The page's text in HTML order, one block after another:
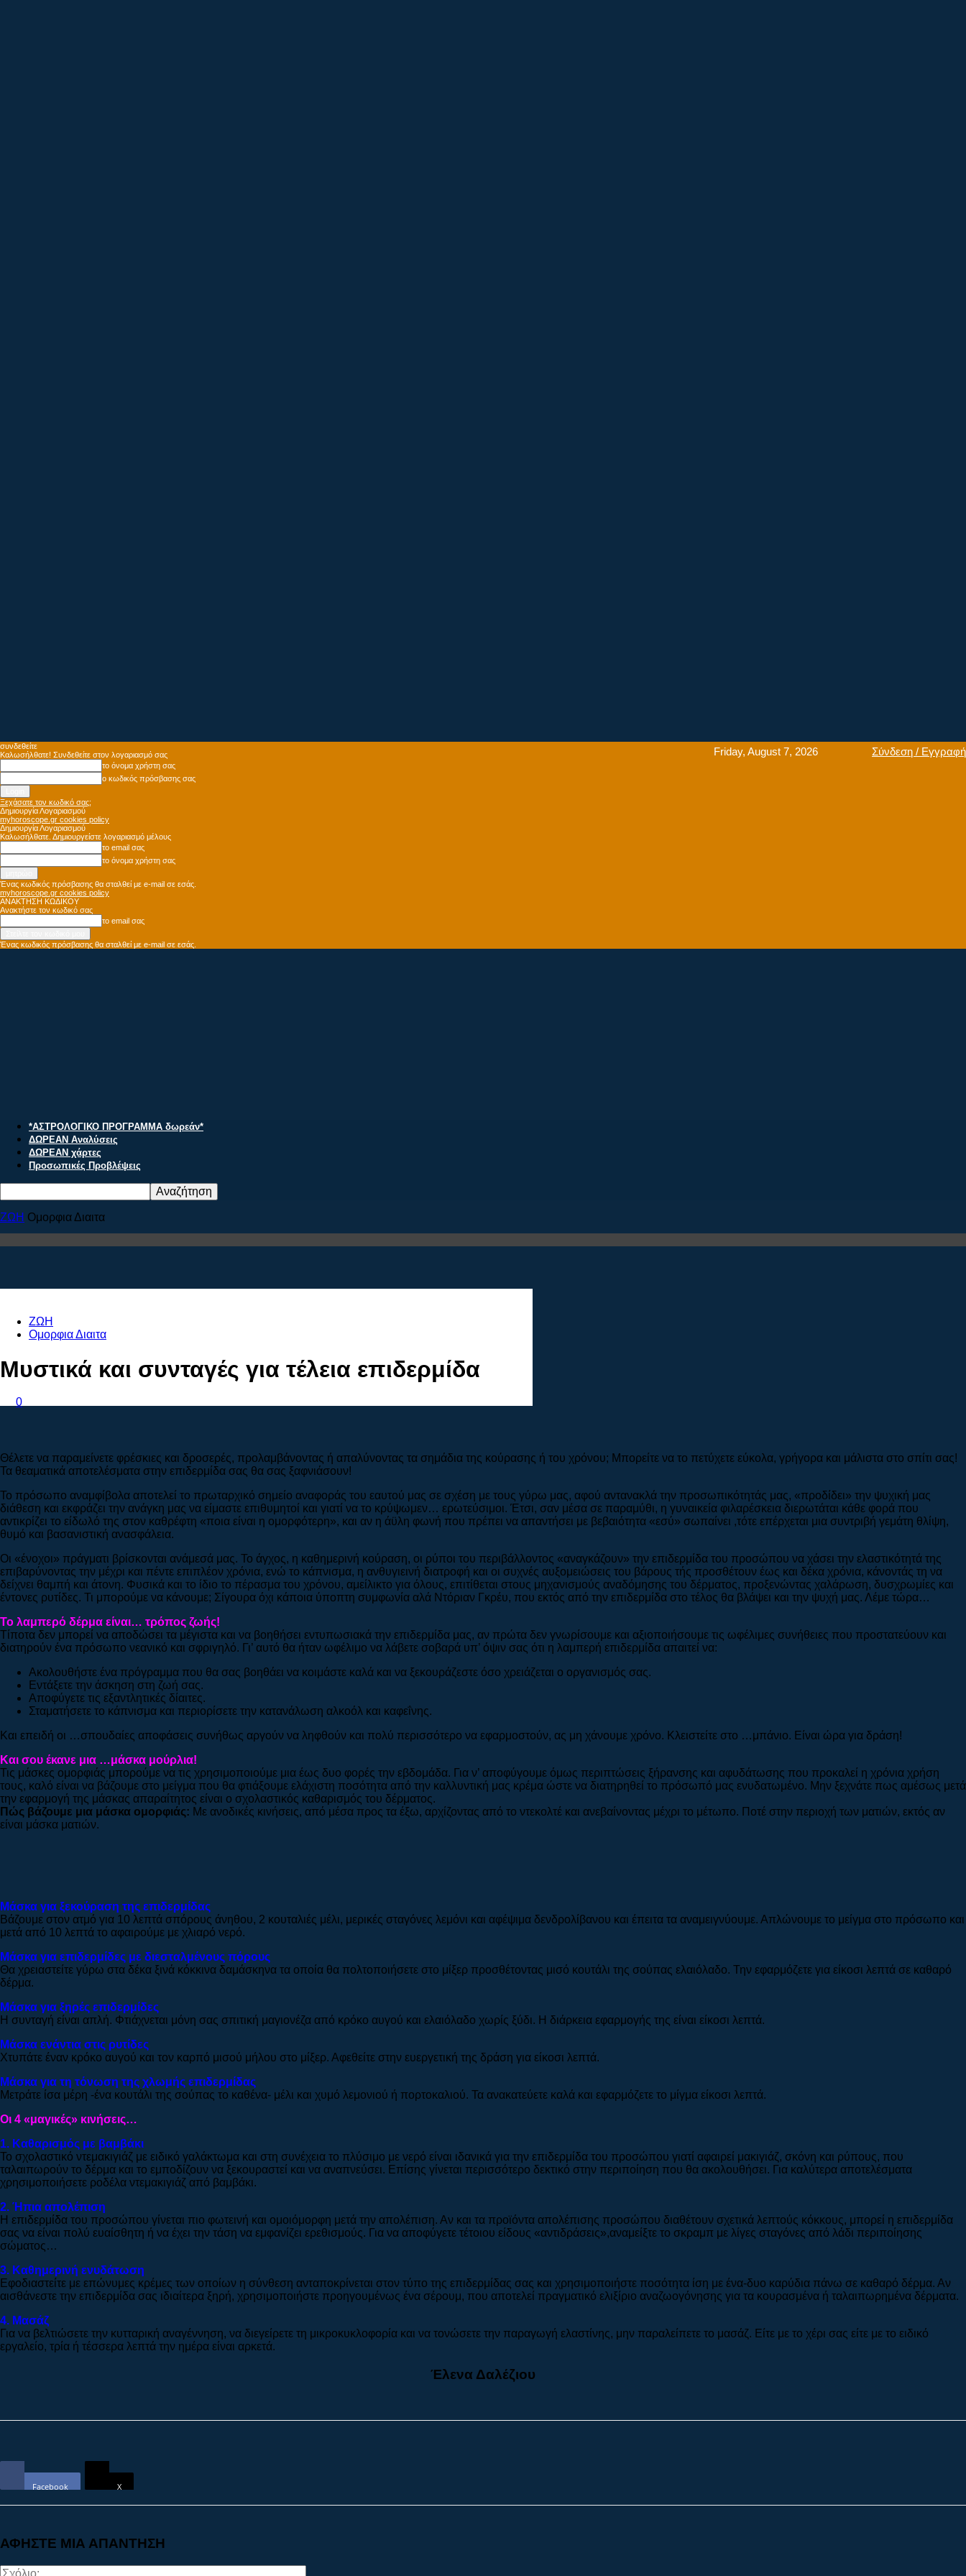
Friday, August 7, 2026 Σύνδεση / Εγγραφή
συνδεθείτε
Καλωσήλθατε! Συνδεθείτε στον λογαριασμό σας
το όνομα χρήστη σας
ο κωδικός πρόσβασης σας
Ξεχάσατε τον κωδικό σας;
Δημιουργία Λογαριασμού
myhoroscope.gr cookies policy
Δημιουργία Λογαριασμού
Καλωσήλθατε. Δημιουργείστε λογαριασμό μέλους
το email σας
το όνομα χρήστη σας
Ένας κωδικός πρόσβασης θα σταλθεί με e-mail σε εσάς.
myhoroscope.gr cookies policy
ΑΝΑΚΤΗΣΗ ΚΩΔΙΚΟΥ
Ανακτήστε τον κωδικό σας
το email σας
Ένας κωδικός πρόσβασης θα σταλθεί με e-mail σε εσάς.
*ΑΣΤΡΟΛΟΓΙΚΟ ΠΡΟΓΡΑΜΜΑ δωρεάν*
ΔΩΡΕΑΝ Αναλύσεις
ΔΩΡΕΑΝ χάρτες
Προσωπικές Προβλέψεις
ΖΩΗ Ομορφια Διαιτα
ΖΩΗ
Ομορφια Διαιτα
Μυστικά και συνταγές για τέλεια επιδερμίδα
0
Θέλετε να παραμείνετε φρέσκιες και δροσερές, προλαμβάνοντας ή απαλύνοντας τα σημάδια της κούρασης ή του χρόνου; Μπορείτε να το πετύχετε εύκολα, γρήγορα και μάλιστα στο σπίτι σας!
Τα θεαματικά αποτελέσματα στην επιδερμίδα σας θα σας ξαφνιάσουν!
Το πρόσωπο αναμφίβολα αποτελεί το πρωταρχικό σημείο αναφοράς του εαυτού μας σε σχέση με τους γύρω μας, αφού αντανακλά την προσωπικότητάς μας, «προδίδει» την ψυχική μας
διάθεση και εκφράζει την ανάγκη μας να είμαστε επιθυμητοί και γιατί να το κρύψωμεν… ερωτεύσιμοι. Έτσι, σαν μέσα σε παραμύθι, η γυναικεία φιλαρέσκεια διερωτάται κάθε φορά που
αντικρίζει το είδωλό της στον καθρέφτη «ποια είναι η ομορφότερη», και αν η άϋλη φωνή που πρέπει να απαντήσει με βεβαιότητα «εσύ» σωπαίνει ,τότε επέρχεται μια συντριβή γεμάτη θλίψη,
θυμό και βασανιστική ανασφάλεια.
Οι «ένοχοι» πράγματι βρίσκονται ανάμεσά μας. Το άγχος, η καθημερινή κούραση, οι ρύποι του περιβάλλοντος «αναγκάζουν» την επιδερμίδα του προσώπου να χάσει την ελαστικότητά της
επιβαρύνοντας την μέχρι και πέντε επιπλέον χρόνια, ενώ το κάπνισμα, η ανθυγιεινή διατροφή και οι συχνές αυξομειώσεις του βάρους τής προσθέτουν έως και δέκα χρόνια, κάνοντάς τη να
δείχνει θαμπή και άτονη. Φυσικά και το ίδιο το πέρασμα του χρόνου, αμείλικτο για όλους, επιτίθεται στους μηχανισμούς αναδόμησης του δέρματος, προξενώντας χαλάρωση, δυσχρωμίες και
έντονες ρυτίδες. Τι μπορούμε να κάνουμε; Σίγουρα όχι κάποια ύποπτη συμφωνία αλά Ντόριαν Γκρέυ, που εκτός από την επιδερμίδα στο τέλος θα βλάψει και την ψυχή μας. Λέμε τώρα…
Το λαμπερό δέρμα είναι… τρόπος ζωής!
Τίποτα δεν μπορεί να αποδώσει τα μέγιστα και να βοηθήσει εντυπωσιακά την επιδερμίδα μας, αν πρώτα δεν γνωρίσουμε και αξιοποιήσουμε τις ωφέλιμες συνήθειες που προστατεύουν και
διατηρούν ένα πρόσωπο νεανικό και σφριγηλό. Γι’ αυτό θα ήταν ωφέλιμο να λάβετε σοβαρά υπ’ όψιν σας ότι η λαμπερή επιδερμίδα απαιτεί να:
Ακολουθήστε ένα πρόγραμμα που θα σας βοηθάει να κοιμάστε καλά και να ξεκουράζεστε όσο χρειάζεται ο οργανισμός σας.
Εντάξετε την άσκηση στη ζωή σας.
Αποφύγετε τις εξαντλητικές δίαιτες.
Σταματήσετε το κάπνισμα και περιορίσετε την κατανάλωση αλκοόλ και καφεΐνης.
Και επειδή οι …σπουδαίες αποφάσεις συνήθως αργούν να ληφθούν και πολύ περισσότερο να εφαρμοστούν, ας μη χάνουμε χρόνο. Κλειστείτε στο …μπάνιο. Είναι ώρα για δράση!
Και σου έκανε μια …μάσκα μούρλια!
Τις μάσκες ομορφιάς μπορούμε να τις χρησιμοποιούμε μια έως δυο φορές την εβδομάδα. Για ν’ αποφύγουμε όμως περιπτώσεις ξήρανσης και αφυδάτωσης που προκαλεί η χρόνια χρήση
τους, καλό είναι να βάζουμε στο μείγμα που θα φτιάξουμε ελάχιστη ποσότητα από την καλλυντική μας κρέμα ώστε να διατηρηθεί το πρόσωπό μας ενυδατωμένο. Μην ξεχνάτε πως αμέσως μετά
την εφαρμογή της μάσκας απαραίτητος είναι ο σχολαστικός καθαρισμός του δέρματος.
Πώς βάζουμε μια μάσκα ομορφιάς: Με ανοδικές κινήσεις, από μέσα προς τα έξω, αρχίζοντας από το ντεκολτέ και ανεβαίνοντας μέχρι το μέτωπο. Ποτέ στην περιοχή των ματιών, εκτός αν
είναι μάσκα ματιών.
Μάσκα για ξεκούραση της επιδερμίδας
Βάζουμε στον ατμό για 10 λεπτά σπόρους άνηθου, 2 κουταλιές μέλι, μερικές σταγόνες λεμόνι και αφέψιμα δενδρολίβανου και έπειτα τα αναμειγνύουμε. Απλώνουμε το μείγμα στο πρόσωπο και
μετά από 10 λεπτά το αφαιρούμε με χλιαρό νερό.
Μάσκα για επιδερμίδες με διεσταλμένους πόρους
Θα χρειαστείτε γύρω στα δέκα ξινά κόκκινα δαμάσκηνα τα οποία θα πολτοποιήσετε στο μίξερ προσθέτοντας μισό κουτάλι της σούπας ελαιόλαδο. Την εφαρμόζετε για είκοσι λεπτά σε καθαρό
δέρμα.
Μάσκα για ξηρές επιδερμίδες
Η συνταγή είναι απλή. Φτιάχνεται μόνη σας σπιτική μαγιονέζα από κρόκο αυγού και ελαιόλαδο χωρίς ξύδι. Η διάρκεια εφαρμογής της είναι είκοσι λεπτά.
Μάσκα ενάντια στις ρυτίδες
Χτυπάτε έναν κρόκο αυγού και τον καρπό μισού μήλου στο μίξερ. Αφεθείτε στην ευεργετική της δράση για είκοσι λεπτά.
Μάσκα για τη τόνωση της χλωμής επιδερμίδας
Μετράτε ίσα μέρη -ένα κουτάλι της σούπας το καθένα- μέλι και χυμό λεμονιού ή πορτοκαλιού. Τα ανακατεύετε καλά και εφαρμόζετε το μίγμα είκοσι λεπτά.
Οι 4 «μαγικές» κινήσεις…
1. Καθαρισμός με βαμβάκι
Το σχολαστικό ντεμακιγιάζ με ειδικό γαλάκτωμα και στη συνέχεια το πλύσιμο με νερό είναι ιδανικά για την επιδερμίδα του προσώπου γιατί αφαιρεί μακιγιάζ, σκόνη και ρύπους, που
ταλαιπωρούν το δέρμα και το εμποδίζουν να ξεκουραστεί και να αναπνεύσει. Επίσης γίνεται περισσότερο δεκτικό στην περιποίηση που θα ακολουθήσει. Για καλύτερα αποτελέσματα
χρησιμοποιήσετε ροδέλα ντεμακιγιάζ από βαμβάκι.
2. Ήπια απολέπιση
Η επιδερμίδα του προσώπου γίνεται πιο φωτεινή και ομοιόμορφη μετά την απολέπιση. Αν και τα προϊόντα απολέπισης προσώπου διαθέτουν σχετικά λεπτούς κόκκους, μπορεί η επιδερμίδα
σας να είναι πολύ ευαίσθητη ή να έχει την τάση να εμφανίζει ερεθισμούς. Για να αποφύγετε τέτοιου είδους «αντιδράσεις»,αναμείξτε το σκραμπ με λίγες σταγόνες από λάδι περιποίησης
σώματος…
3. Καθημερινή ενυδάτωση
Εφοδιαστείτε με επώνυμες κρέμες των οποίων η σύνθεση ανταποκρίνεται στον τύπο της επιδερμίδας σας και χρησιμοποιήστε ποσότητα ίση με ένα-δυο καρύδια πάνω σε καθαρό δέρμα. Αν
αισθάνεστε την επιδερμίδα σας ιδιαίτερα ξηρή, χρησιμοποιήστε προηγουμένως ένα σέρουμ, που αποτελεί πραγματικό ελιξίριο αναζωογόνησης για τα κουρασμένα ή ταλαιπωρημένα δέρματα.
4. Μασάζ
Για να βελτιώσετε την κυτταρική αναγέννηση, να διεγείρετε τη μικροκυκλοφορία και να τονώσετε την παραγωγή ελαστίνης, μην παραλείπετε το μασάζ. Είτε με το χέρι σας είτε με το ειδικό
εργαλείο, τρία ή τέσσερα λεπτά την ημέρα είναι αρκετά.
Έλενα Δαλέζιου
Facebook X
ΑΦΗΣΤΕ ΜΙΑ ΑΠΑΝΤΗΣΗ